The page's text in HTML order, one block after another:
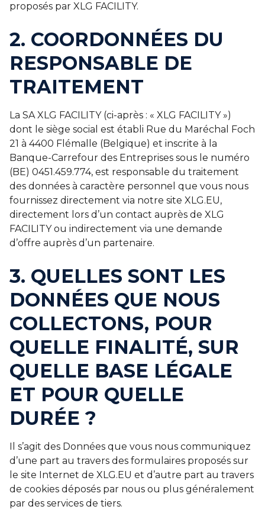
proposés par XLG FACILITY.
2. COORDONNÉES DU
RESPONSABLE DE
TRAITEMENT
La SA XLG FACILITY (ci-après : « XLG FACILITY »)
dont le siège social est établi Rue du Maréchal Foch
21 à 4400 Flémalle (Belgique) et inscrite à la
Banque-Carrefour des Entreprises sous le numéro
(BE) 0451.459.774, est responsable du traitement
des données à caractère personnel que vous nous
fournissez directement via notre site XLG.EU,
directement lors d’un contact auprès de XLG
FACILITY ou indirectement via une demande
d’offre auprès d’un partenaire.
3. QUELLES SONT LES
DONNÉES QUE NOUS
COLLECTONS, POUR
QUELLE FINALITÉ, SUR
QUELLE BASE LÉGALE
ET POUR QUELLE
DURÉE ?
Il s’agit des Données que vous nous communiquez
d’une part au travers des formulaires proposés sur
le site Internet de XLG.EU et d’autre part au travers
de cookies déposés par nous ou plus généralement
par des services de tiers.